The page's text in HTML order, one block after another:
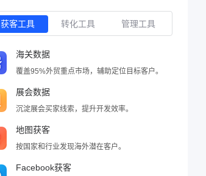
获客工具 转化工具 管理工具
海关数据
覆盖95%外贸重点市场，辅助定位目标客户。
展会数据
沉淀展会买家线索，提升开发效率。
地图获客
按国家和行业发现海外潜在客户。
Facebook获客